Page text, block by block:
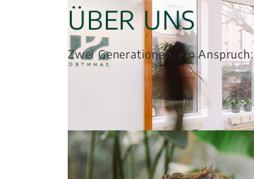
ÜBER UNS
Zwei Generationen, ein